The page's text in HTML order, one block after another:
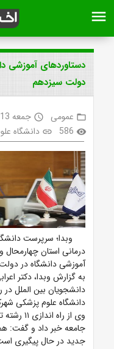
menu
دستاوردهای آموزشی
دولت سیزدهم
folder_open عمومی access_time جمعه 13 بهمن 1402 ساعت 10:41
visibility
586
link دانشگاه
وبدا؛ سرپرست
درمانی استان چهارمحال
آموزشی دانشگاه در
به گزارش وبدا، دکتر
دانشجویان بین الملل
دانشگاه علوم پزشکی
وی از
جدید در حال پیگیری